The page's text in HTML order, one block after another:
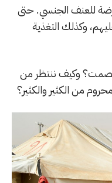
للعنف الجنسي. حتى
وكذلك التغذية
وكيف ننتظر من
من الكثير والكثير؟